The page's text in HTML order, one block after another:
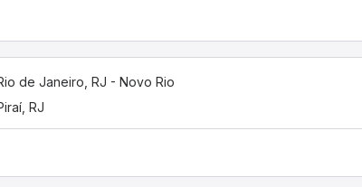
de Janeiro, RJ - Novo Rio
RJ